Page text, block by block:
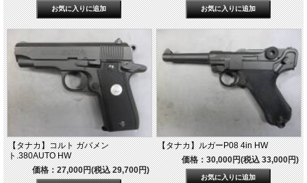
【タナカ】コルト ガバメン
ト.380AUTO HW
価格：27,000円(税込 29,700円)
【タナカ】ルガーP08 4in HW
価格：30,000円(税込 33,000円)